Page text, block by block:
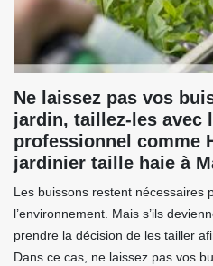
Ne laissez pas vos
jardin, taillez-les avec
professionnel comme
jardinier taille haie à
Les buissons restent nécessaires
l’environnement. Mais s’ils
prendre la décision de les tailler
Dans ce cas, ne laissez pas vos